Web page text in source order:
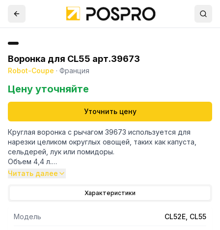
Воронка для CL55 арт.39673
Robot-Coupe · Франция
Цену уточняйте
Уточнить цену
Круглая воронка с рычагом 39673 используется для
нарезки целиком округлых овощей, таких как капуста,
сельдерей, лук или помидоры.
Объем 4,4 л.
Рычаг с усилителем снижает физическую нагрузку на
Читать далее
Характеристики
Модель CL52E, CL55